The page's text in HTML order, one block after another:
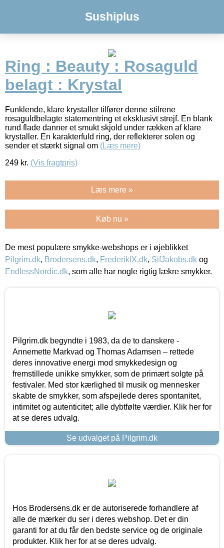
Sushiplus
Ring : Beauty : Rosaguld
belagt : Krystal
Funklende, klare krystaller tilfører denne stilrene
rosaguldbelagte statementring et eksklusivt strejf. En blank
rund flade danner et smukt skjold under rækken af klare
krystaller. En karakterfuld ring, der reflekterer solen og
sender et stærkt signal om (Læs mere)
249 kr. (Vis fragtpris)
Læs mere »
Køb nu »
De mest populære smykke-webshops er i øjeblikket
Pilgrim.dk, Brodersens.dk, FrederikIX.dk, SifJakobs.dk og
EndlessNordic.dk, som alle har nogle rigtig lækre smykker.
Pilgrim.dk begyndte i 1983, da de to danskere -
Annemette Markvad og Thomas Adamsen – rettede
deres innovative energi mod smykkedesign og
fremstillede unikke smykker, som de primært solgte på
festivaler. Med stor kærlighed til musik og mennesker
skabte de smykker, som afspejlede deres spontanitet,
intimitet og autenticitet; alle dybtfølte værdier. Klik her for
at se deres udvalg.
Se udvalget på Pilgrim.dk
Hos Brodersens.dk er de autoriserede forhandlere af
alle de mærker du ser i deres webshop. Det er din
garanti for at du får den bedste service og de originale
produkter. Klik her for at se deres udvalg.